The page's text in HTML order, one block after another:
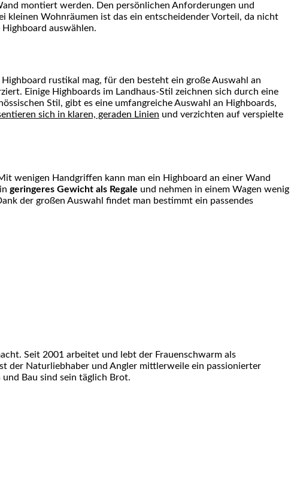
montiert werden. Den persönlichen Anforderungen und
kleinen Wohnräumen ist das ein entscheidender Vorteil, da nicht
auswählen.
rustikal mag, für den besteht ein große Auswahl an
Einige Highboards im Landhaus-Stil zeichnen sich durch eine
Stil, gibt es eine umfangreiche Auswahl an Highboards,
sich in klaren, geraden Linien und verzichten auf verspielte
wenigen Handgriffen kann man ein Highboard an einer Wand
geringeres Gewicht als Regale und nehmen in einem Wagen wenig
der großen Auswahl findet man bestimmt ein passendes
Seit 2001 arbeitet und lebt der Frauenschwarm als
der Naturliebhaber und Angler mittlerweile ein passionierter
Bau sind sein täglich Brot.